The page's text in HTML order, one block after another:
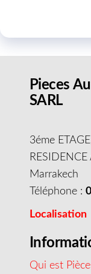
Pieces
SARL
3éme
Marrakech
Téléphone :
Localisation
Qui est